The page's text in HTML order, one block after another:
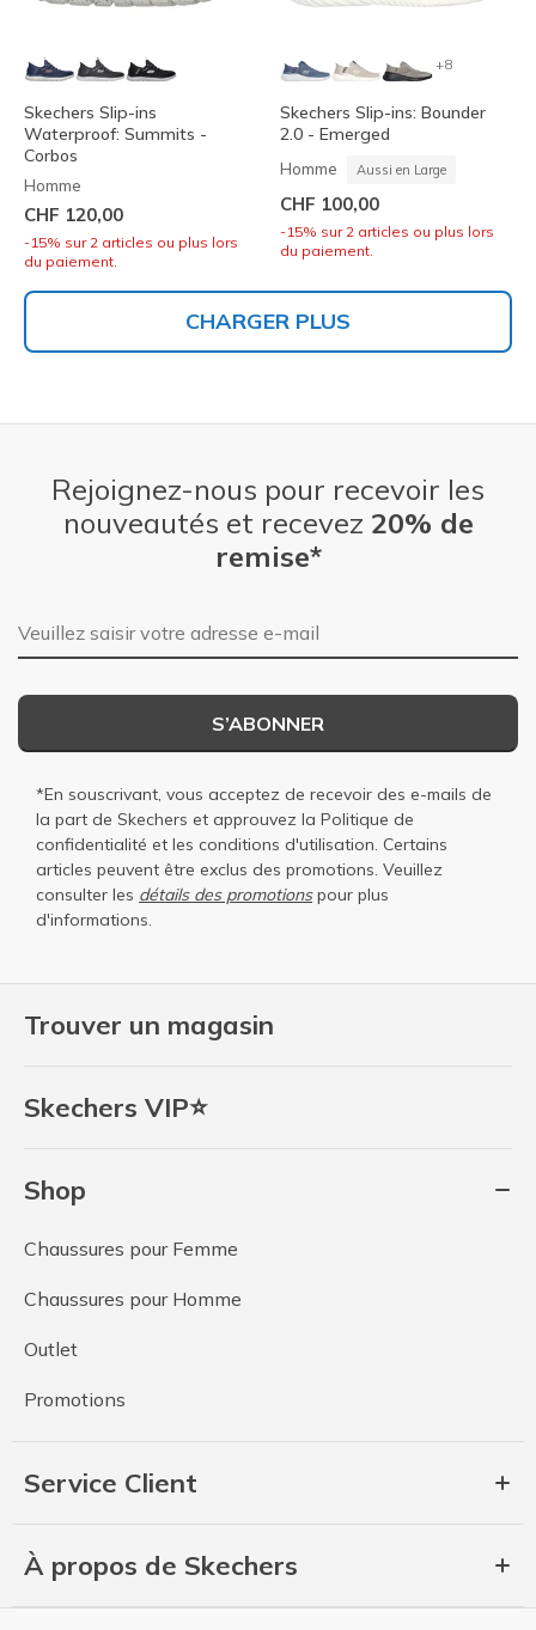
Skechers Slip-ins
Waterproof: Summits -
Corbos
Homme
CHF 120,00
-15% sur 2 articles ou plus lors
du paiement.
+8
Skechers Slip-ins: Bounder
2.0 - Emerged
Homme Aussi en Large
CHF 100,00
-15% sur 2 articles ou plus lors
du paiement.
CHARGER PLUS
Trouver un magasin
Skechers VIP⭐
Shop
Chaussures pour Femme
Chaussures pour Homme
Outlet
Promotions
Service Client
À propos de Skechers
Rejoignez-nous pour recevoir les
nouveautés et recevez 20% de
remise*
Adresse e-mail
S’ABONNER
*En souscrivant, vous acceptez de recevoir des e-mails de
la part de Skechers et approuvez la Politique de
confidentialité et les conditions d'utilisation. Certains
articles peuvent être exclus des promotions. Veuillez
consulter les détails des promotionspour plus
d'informations.